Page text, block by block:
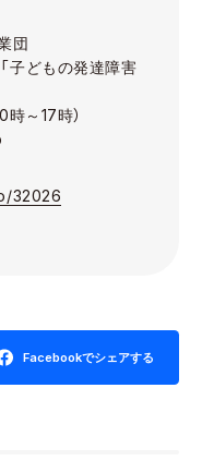
団
子どもの発達障害
～17時）
32026
Facebookでシェアする